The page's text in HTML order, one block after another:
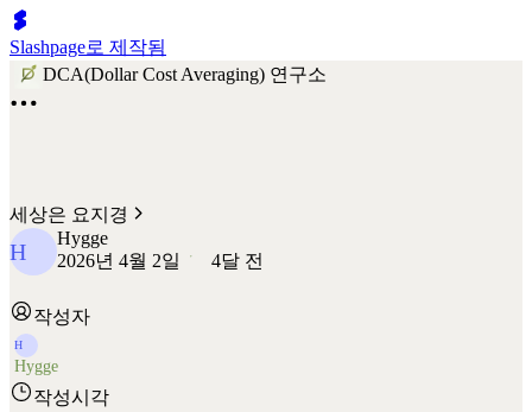
Slashpage로 제작됨
DCA(Dollar Cost Averaging) 연구소
세상은 요지경
H
Hygge
2026년 4월 2일
4달 전
작성자
H
Hygge
작성시각